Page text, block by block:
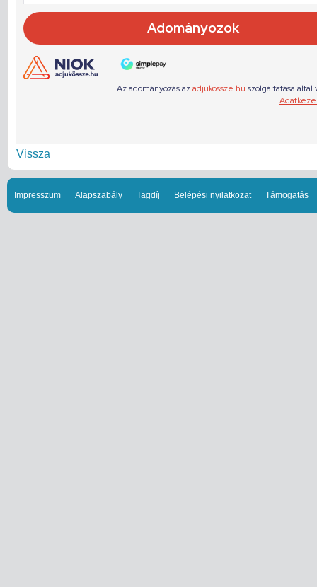
Vissza
Impresszum Alapszabály Tagdíj Belépési nyilatkozat Támogatás